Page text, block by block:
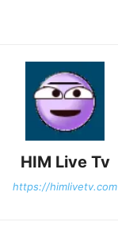
HIM Live Tv
https://himlivetv.com